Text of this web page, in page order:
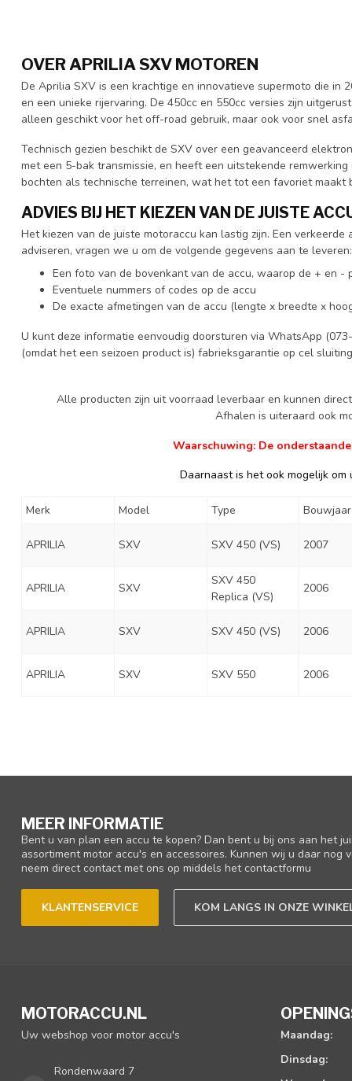
OVER APRILIA SXV MOTOREN
De Aprilia SXV is een krachtige en innovatieve supermoto die
en een unieke rijervaring. De 450cc en 550cc versies zijn
alleen geschikt voor het off-road gebruik, maar ook voor snel
Technisch gezien beschikt de SXV over een geavanceerd
met een 5-bak transmissie, en heeft een uitstekende
bochten als technische terreinen, wat het tot een favoriet maakt
ADVIES BIJ HET KIEZEN VAN DE JUISTE
Het kiezen van de juiste motoraccu kan lastig zijn. Een
adviseren, vragen we u om de volgende gegevens aan te leveren:
Een foto van de bovenkant van de accu, waarop de + en -
Eventuele nummers of codes op de accu
De exacte afmetingen van de accu (lengte x breedte x
U kunt deze informatie eenvoudig doorsturen via WhatsApp
(omdat het een seizoen product is) fabrieksgarantie op cel
Alle producten zijn uit voorraad leverbaar en kunnen
Afhalen is uiteraard ook
Waarschuwing: De
Daarnaast is het ook mogelijk
Merk Model Type
APRILIA SXV SXV 450 (VS) 2007
APRILIA SXV
SXV 450
Replica (VS)
2006
APRILIA SXV SXV 450 (VS) 2006
APRILIA SXV SXV 550 2006
MEER INFORMATIE
Bent u van plan een accu te kopen? Dan bent u bij ons aan het
assortiment motor accu's en accessoires. Kunnen wij u daar nog
neem direct contact met ons op middels het contactformu
KLANTENSERVICE KOM LANGS IN ONZE
MOTORACCU.NL
Uw webshop voor motor accu's
Rondenwaard 7
Maandag:
Dinsdag: